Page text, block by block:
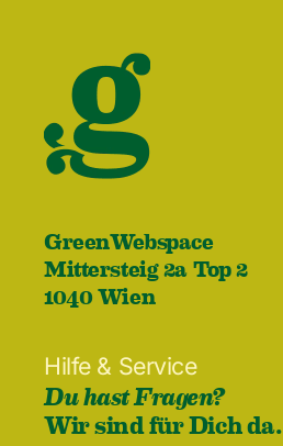
GreenWebspace
Mittersteig 2a Top 2
1040 Wien
Hilfe & Service
Du hast Fragen?
Wir sind für Dich da.